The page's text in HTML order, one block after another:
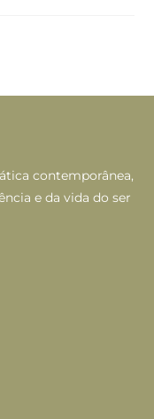
contemporânea,
e da vida do ser